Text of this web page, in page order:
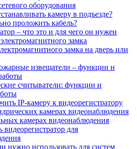
оборудования
камеру в подъезде?
проложить кабель?
– что это и для чего он нужен
замка
замка на дверь или
извещатели – функции и
считыватели: функции и
IP-камеру к видеорегистратору
камерах видеонаблюдения
камерах видеонаблюдения
видеорегистратор для
нужно использовать для систем